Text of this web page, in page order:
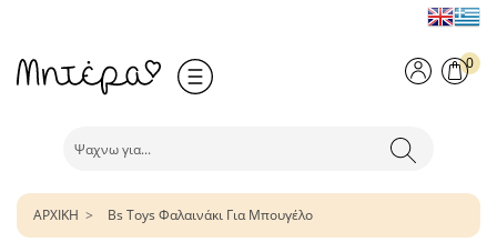
0
ΑΡΧΙΚΗ Bs Toys Φαλαινάκι Για Μπουγέλο